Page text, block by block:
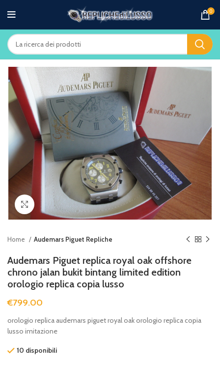
0
Clicca per ingrandire
Home Audemars Piguet Repliche
Audemars Piguet replica royal oak offshore
chrono jalan bukit bintang limited edition
orologio replica copia lusso
€799.00
orologio replica audemars piguet royal oak orologio replica copia
lusso imitazione
10 disponibili